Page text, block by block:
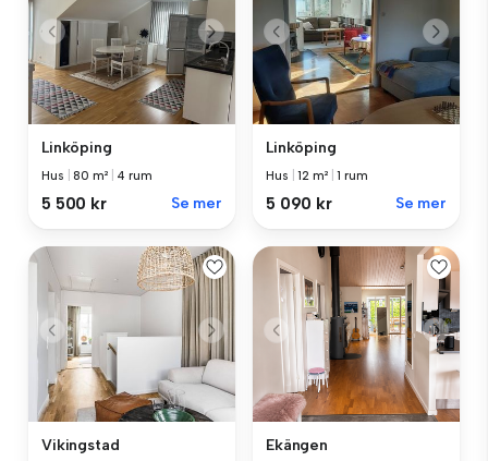
Linköping
Hus |80 m² 4 rum
5 500 kr Se mer
Linköping
Hus |12 m² |1 rum
5 090 kr Se mer
Vikingstad Ekängen